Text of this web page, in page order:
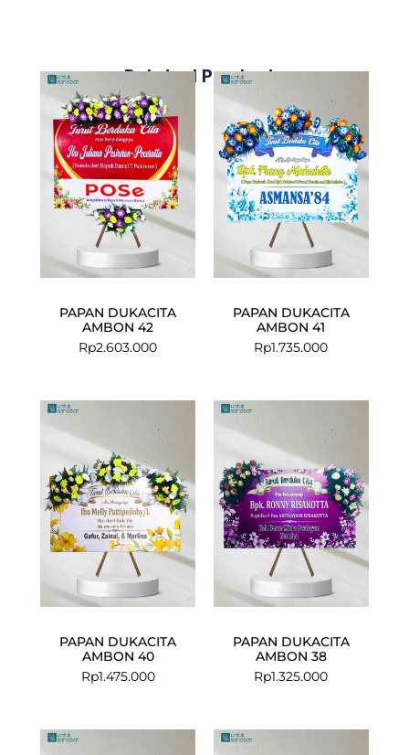
Related Products
PAPAN DUKACITA
AMBON 42
Rp2.603.000
PAPAN DUKACITA
AMBON 41
Rp1.735.000
PAPAN DUKACITA
AMBON 40
Rp1.475.000
PAPAN DUKACITA
AMBON 38
Rp1.325.000